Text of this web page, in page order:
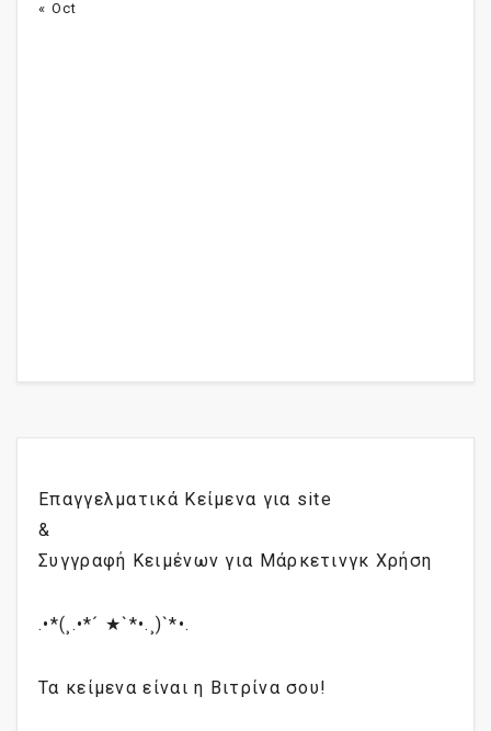
« Oct
Επαγγελματικά Κείμενα για site
&
Συγγραφή Κειμένων για Μάρκετινγκ Χρήση
.•*(¸.•*´ ★`*•.¸)`*•.
Τα κείμενα είναι η Βιτρίνα σου!